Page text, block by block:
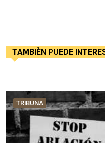
TAMBIÈN PUEDE
TRIBUNA